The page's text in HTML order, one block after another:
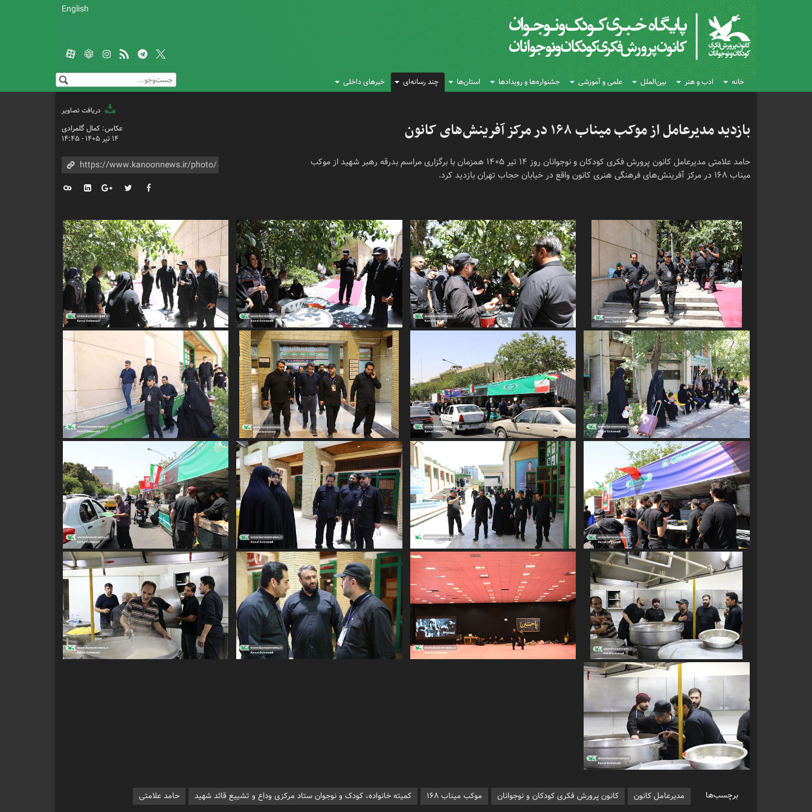
English
خانه ادب و هنر بین‌الملل علمی و آموزشی جشنواره‌ها و رویدادها استان‌ها چند رسانه‌ای خبرهای داخلی
دریافت تصاویر
بازدید مدیرعامل از موکب میناب ۱۶۸ در مرکز آفرینش‌های کانون
حامد علامتی مدیرعامل کانون پرورش فکری کودکان و نوجوانان روز ۱۴ تیر ۱۴۰۵ همزمان با برگزاری مراسم بدرقه رهبر شهید از موکب
میناب ۱۶۸ در مرکز آفرینش‌های فرهنگی هنری کانون واقع در خیابان حجاب تهران بازدید کرد.
عکاس: کمال گلمرادی
۱۴ تیر ۱۴۰۵ - ۱۴:۴۵
برچسب‌ها مدیرعامل کانون کانون پرورش فکری کودکان و نوجوانان موکب میناب ۱۶۸ کمیته خانواده، کودک و نوجوان ستاد مرکزی وداع و تشییع قائد شهید حامد علامتی